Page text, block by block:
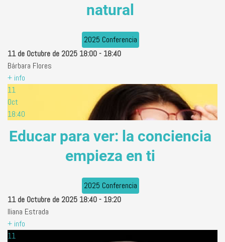
natural
2025 Conferencia
11 de Octubre de 2025 18:00- 18:40
Bárbara Flores
+ info
11
Oct
18:40
Educar para ver: la conciencia
empieza en ti
2025 Conferencia
11 de Octubre de 2025 18:40- 19:20
Iliana Estrada
+ info
11